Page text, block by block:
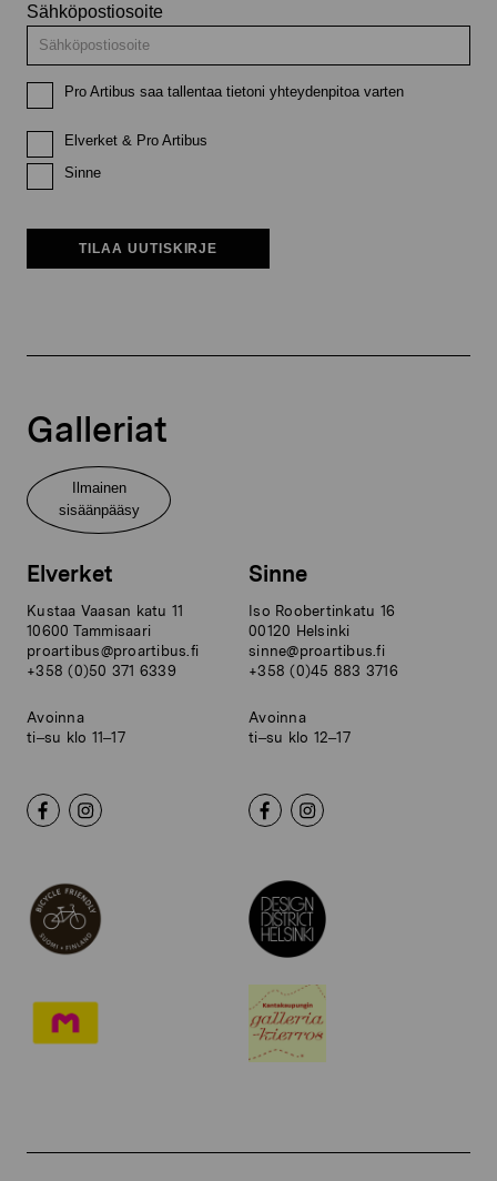
Sähköpostiosoite
Pro Artibus saa tallentaa tietoni yhteydenpitoa varten
Elverket & Pro Artibus
Sinne
TILAA UUTISKIRJE
Galleriat
Ilmainen
sisäänpääsy
Elverket
Kustaa Vaasan katu 11
10600 Tammisaari
proartibus@proartibus.fi
+358 (0)50 371 6339
Avoinna
ti–su klo 11–17
Sinne
Iso Roobertinkatu 16
00120 Helsinki
sinne@proartibus.fi
+358 (0)45 883 3716
Avoinna
ti–su klo 12–17